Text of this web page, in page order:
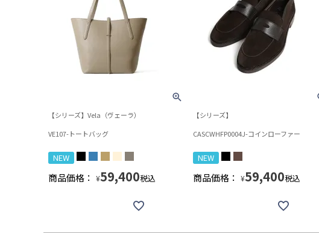
【シリーズ】Vela（ヴェーラ）
VE107-トートバッグ
NEW
商品価格： ¥59,400税込
【シリーズ】
CASCWHFP0004J-コインローファー
NEW
商品価格： ¥59,400税込